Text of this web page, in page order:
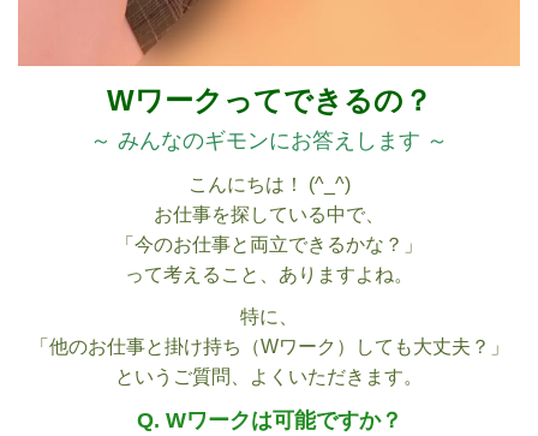
Wワークってできるの？
～ みんなのギモンにお答えします ～
こんにちは！ (^_^)
お仕事を探している中で、
「今のお仕事と両立できるかな？」
って考えること、ありますよね。
特に、
「他のお仕事と掛け持ち（Wワーク）しても大丈夫？」
というご質問、よくいただきます。
Q. Wワークは可能ですか？